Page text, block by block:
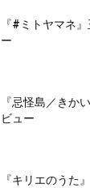
『#ミトヤマネ
ー
『忌怪島／きか
ビュー
『キリエのうた